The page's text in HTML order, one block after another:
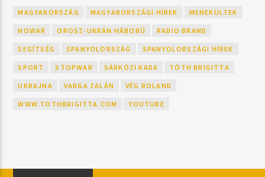
MAGYARORSZÁG MAGYARORSZÁGI HÍREK MENEKÜLTEK
NOWAR OROSZ-UKRÁN HÁBORÚ RADIO BRAND
SEGÍTSÉG SPANYOLORSZÁG SPANYOLORSZÁGI HÍREK
SPORT STOPWAR SÁRKÖZI KADA TÓTH BRIGITTA
UKRAJNA VARGA ZALÁN VÉG ROLAND
WWW.TOTHBRIGITTA.COM YOUTUBE